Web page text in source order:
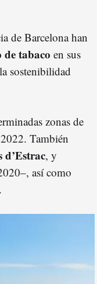
de Barcelona han
tabaco en sus
sostenibilidad
zonas de
También
d’Estrac, y
así como